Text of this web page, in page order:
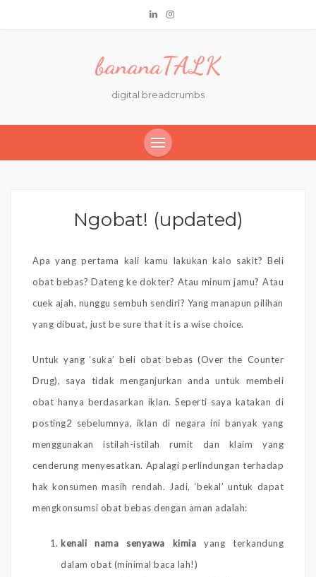
bananaTALK
digital breadcrumbs
Ngobat! (updated)
Apa yang pertama kali kamu lakukan kalo sakit? Beli
obat bebas? Dateng ke dokter? Atau minum jamu? Atau
cuek ajah, nunggu sembuh sendiri? Yang manapun pilihan
yang dibuat, just be sure that it is a wise choice.
Untuk yang ‘suka’ beli obat bebas (Over the Counter
Drug), saya tidak menganjurkan anda untuk membeli
obat hanya berdasarkan iklan. Seperti saya katakan di
posting2 sebelumnya, iklan di negara ini banyak yang
menggunakan istilah-istilah rumit dan klaim yang
cenderung menyesatkan. Apalagi perlindungan terhadap
hak konsumen masih rendah. Jadi, ‘bekal’ untuk dapat
mengkonsumsi obat bebas dengan aman adalah:
kenali nama senyawa kimia yang terkandung
dalam obat (minimal baca lah!)